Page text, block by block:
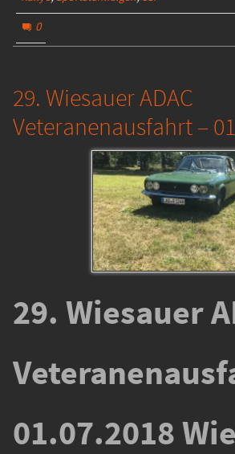
0
29. Wiesauer ADAC
Veteranenausfahrt –
29. Wiesauer
01.07.2018